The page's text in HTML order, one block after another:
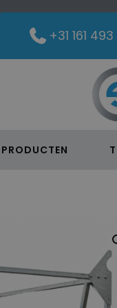
+31 161
PRODUCTEN